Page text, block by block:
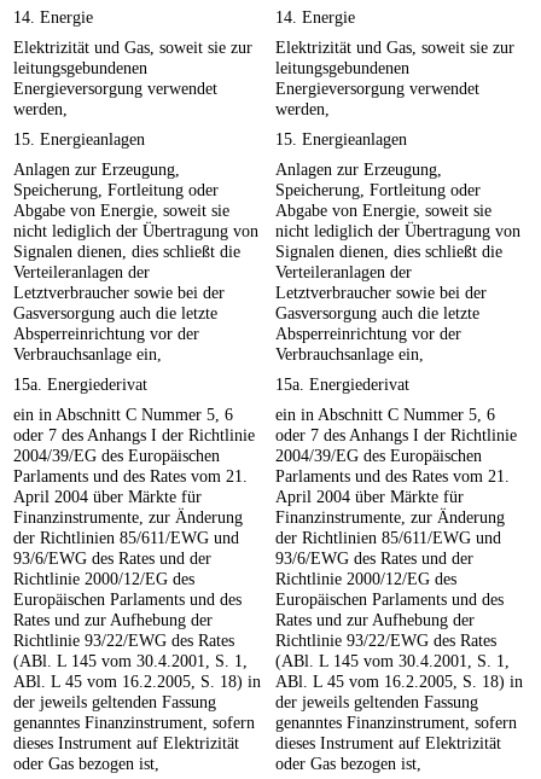
14. Energie
14. Energie
Elektrizität und Gas, soweit sie zur
leitungsgebundenen
Energieversorgung verwendet
werden,
Elektrizität und Gas, soweit sie zur
leitungsgebundenen
Energieversorgung verwendet
werden,
15. Energieanlagen
15. Energieanlagen
Anlagen zur Erzeugung,
Speicherung, Fortleitung oder
Abgabe von Energie, soweit sie
nicht lediglich der Übertragung von
Signalen dienen, dies schließt die
Verteileranlagen der
Letztverbraucher sowie bei der
Gasversorgung auch die letzte
Absperreinrichtung vor der
Verbrauchsanlage ein,
Anlagen zur Erzeugung,
Speicherung, Fortleitung oder
Abgabe von Energie, soweit sie
nicht lediglich der Übertragung von
Signalen dienen, dies schließt die
Verteileranlagen der
Letztverbraucher sowie bei der
Gasversorgung auch die letzte
Absperreinrichtung vor der
Verbrauchsanlage ein,
15a. Energiederivat
15a. Energiederivat
ein in Abschnitt C Nummer 5, 6
oder 7 des Anhangs I der Richtlinie
2004/39/EG des Europäischen
Parlaments und des Rates vom 21.
April 2004 über Märkte für
Finanzinstrumente, zur Änderung
der Richtlinien 85/611/EWG und
93/6/EWG des Rates und der
Richtlinie 2000/12/EG des
Europäischen Parlaments und des
Rates und zur Aufhebung der
Richtlinie 93/22/EWG des Rates
(ABl. L 145 vom 30.4.2001, S. 1,
ABl. L 45 vom 16.2.2005, S. 18) in
der jeweils geltenden Fassung
genanntes Finanzinstrument, sofern
dieses Instrument auf Elektrizität
oder Gas bezogen ist,
ein in Abschnitt C Nummer 5, 6
oder 7 des Anhangs I der Richtlinie
2004/39/EG des Europäischen
Parlaments und des Rates vom 21.
April 2004 über Märkte für
Finanzinstrumente, zur Änderung
der Richtlinien 85/611/EWG und
93/6/EWG des Rates und der
Richtlinie 2000/12/EG des
Europäischen Parlaments und des
Rates und zur Aufhebung der
Richtlinie 93/22/EWG des Rates
(ABl. L 145 vom 30.4.2001, S. 1,
ABl. L 45 vom 16.2.2005, S. 18) in
der jeweils geltenden Fassung
genanntes Finanzinstrument, sofern
dieses Instrument auf Elektrizität
oder Gas bezogen ist,